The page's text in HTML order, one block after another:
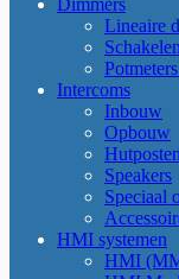
Dimmers
Lineaire
Intercoms
Inbouw
Opbouw
Hutposten
Speakers
Speciaal
HMI systemen
HMI